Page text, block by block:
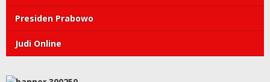
Presiden Prabowo
Judi Online